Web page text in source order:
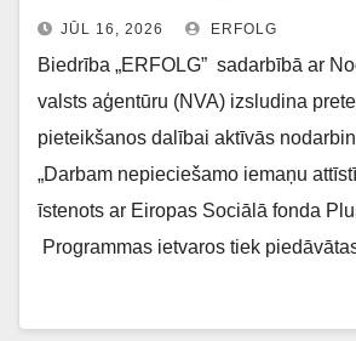
JŪL 16, 2026 ERFOLG
Biedrība „ERFOLG” sadarbībā ar
valsts aģentūru (NVA) izsludina
pieteikšanos dalībai aktīvās
„Darbam nepieciešamo iemaņu
īstenots ar Eiropas Sociālā fonda
Programmas ietvaros tiek